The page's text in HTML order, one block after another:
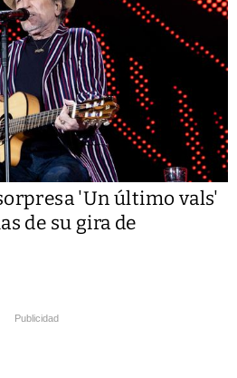
'Un último vals'
de su gira de
Publicidad